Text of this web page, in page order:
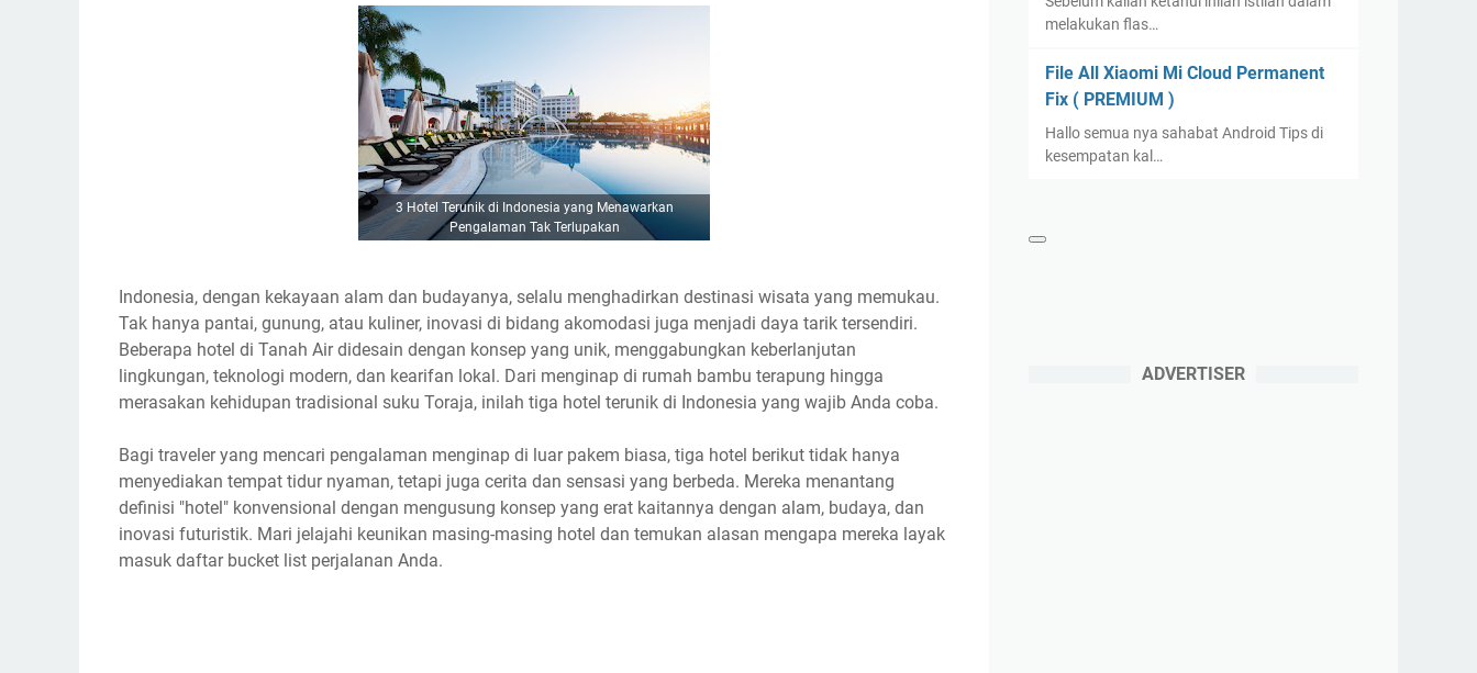
3 Hotel Terunik di Indonesia yang Menawarkan
Pengalaman Tak Terlupakan
Indonesia, dengan kekayaan alam dan budayanya, selalu menghadirkan destinasi wisata yang memukau.
Tak hanya pantai, gunung, atau kuliner, inovasi di bidang akomodasi juga menjadi daya tarik tersendiri.
Beberapa hotel di Tanah Air didesain dengan konsep yang unik, menggabungkan keberlanjutan
lingkungan, teknologi modern, dan kearifan lokal. Dari menginap di rumah bambu terapung hingga
merasakan kehidupan tradisional suku Toraja, inilah tiga hotel terunik di Indonesia yang wajib Anda coba.
Bagi traveler yang mencari pengalaman menginap di luar pakem biasa, tiga hotel berikut tidak hanya
menyediakan tempat tidur nyaman, tetapi juga cerita dan sensasi yang berbeda. Mereka menantang
definisi "hotel" konvensional dengan mengusung konsep yang erat kaitannya dengan alam, budaya, dan
inovasi futuristik. Mari jelajahi keunikan masing-masing hotel dan temukan alasan mengapa mereka layak
masuk daftar bucket list perjalanan Anda.
melakukan flas…
File All Xiaomi Mi Cloud Permanent
Fix ( PREMIUM )
Hallo semua nya sahabat Android Tips di
kesempatan kal…
ADVERTISER